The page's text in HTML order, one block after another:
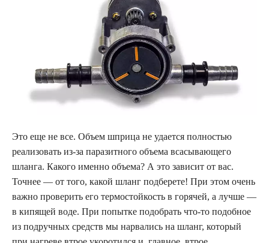
Это еще не все. Объем шприца не удается полностью
реализовать из-за паразитного объема всасывающего
шланга. Какого именно объема? А это зависит от вас.
Точнее — от того, какой шланг подберете! При этом очень
важно проверить его термостойкость в горячей, а лучше —
в кипящей воде. При попытке подобрать что-то подобное
из подручных средств мы нарвались на шланг, который